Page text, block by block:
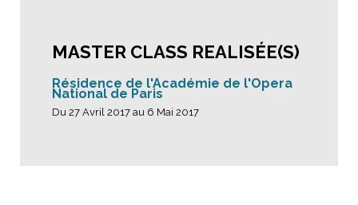
MASTER CLASS REALISÉE(S)
Résidence de l'Académie de l'Opera
National de Paris
Du 27 Avril 2017 au 6 Mai 2017